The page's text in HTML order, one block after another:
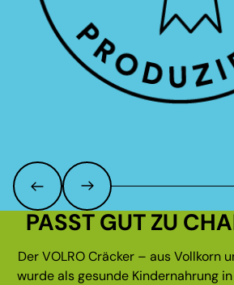
PASST GUT ZU
Der VOLRO Cräcker – aus Vollkorn
wurde als gesunde Kindernahrung